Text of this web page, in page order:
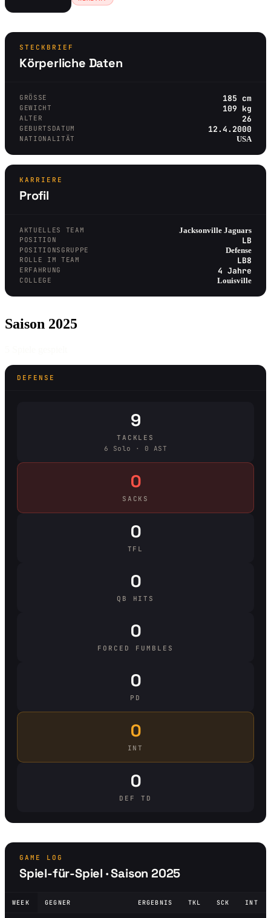
STECKBRIEF
Körperliche Daten
GRÖSSE 185 cm
GEWICHT 109 kg
ALTER 26
GEBURTSDATUM 12.4.2000
NATIONALITÄT USA
KARRIERE
Profil
AKTUELLES TEAM Jacksonville Jaguars
POSITION LB
POSITIONSGRUPPE Defense
ROLLE IM TEAM LB8
ERFAHRUNG 4 Jahre
COLLEGE Louisville
Saison 2025
DEFENSE
9
TACKLES
6 Solo · 0 AST
0
SACKS
0
TFL
0
QB HITS
0
FORCED FUMBLES
0
PD
0
INT
0
DEF TD
GAME LOG
Spiel-für-Spiel · Saison 2025
WEEK GEGNER ERGEBNIS TKL SCK INT